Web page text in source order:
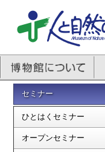
セミナー
ひとはくセミナー
オープンセミナー